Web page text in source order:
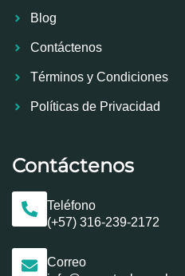
Blog
Contáctenos
Términos y Condiciones
Políticas de Privacidad
Contáctenos
Teléfono
(+57) 316-239-2172
Correo